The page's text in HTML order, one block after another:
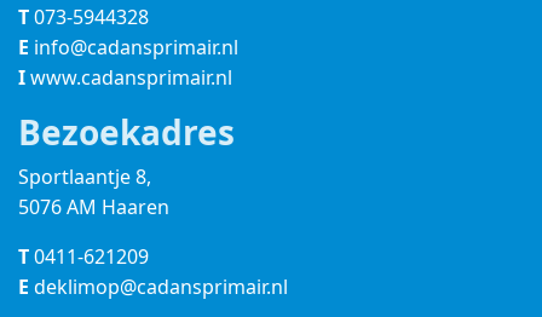
T073-5944328
E info@cadansprimair.nl
Iwww.cadansprimair.nl
Bezoekadres
Sportlaantje 8,
5076 AM Haaren
T0411-621209
E deklimop@cadansprimair.nl